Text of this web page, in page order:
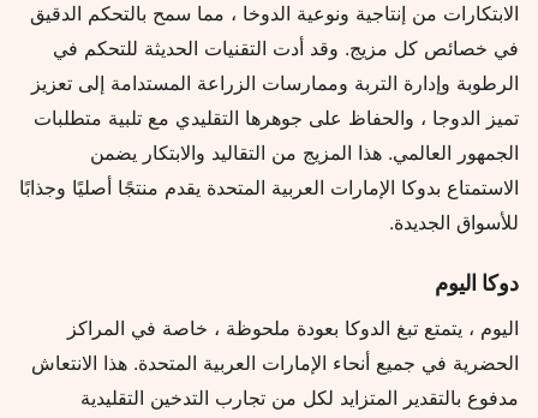
الابتكارات من إنتاجية ونوعية الدوخا ، مما سمح بالتحكم الدقيق
في خصائص كل مزيج. وقد أدت التقنيات الحديثة للتحكم في
الرطوبة وإدارة التربة وممارسات الزراعة المستدامة إلى تعزيز
تميز الدوجا ، والحفاظ على جوهرها التقليدي مع تلبية متطلبات
الجمهور العالمي. هذا المزيج من التقاليد والابتكار يضمن
الاستمتاع بدوكا الإمارات العربية المتحدة يقدم منتجًا أصليًا وجذابًا
للأسواق الجديدة.
دوكا اليوم
اليوم ، يتمتع تبغ الدوكا بعودة ملحوظة ، خاصة في المراكز
الحضرية في جميع أنحاء الإمارات العربية المتحدة. هذا الانتعاش
مدفوع بالتقدير المتزايد لكل من تجارب التدخين التقليدية